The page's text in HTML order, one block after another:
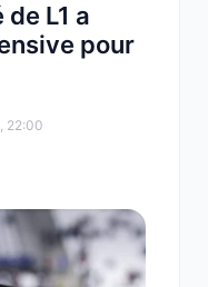
L1 a
pour
22:00